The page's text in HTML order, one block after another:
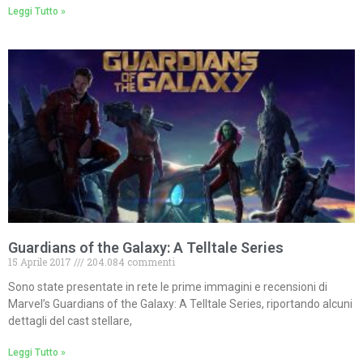
Leggi Tutto »
Guardians of the Galaxy: A Telltale Series
15 Aprile 2017
204.084 commenti
Sono state presentate in rete le prime immagini e recensioni di
Marvel’s Guardians of the Galaxy: A Telltale Series, riportando alcuni
dettagli del cast stellare,
Leggi Tutto »